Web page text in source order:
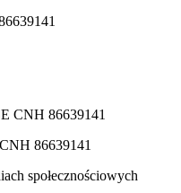
86639141
społecznościowych